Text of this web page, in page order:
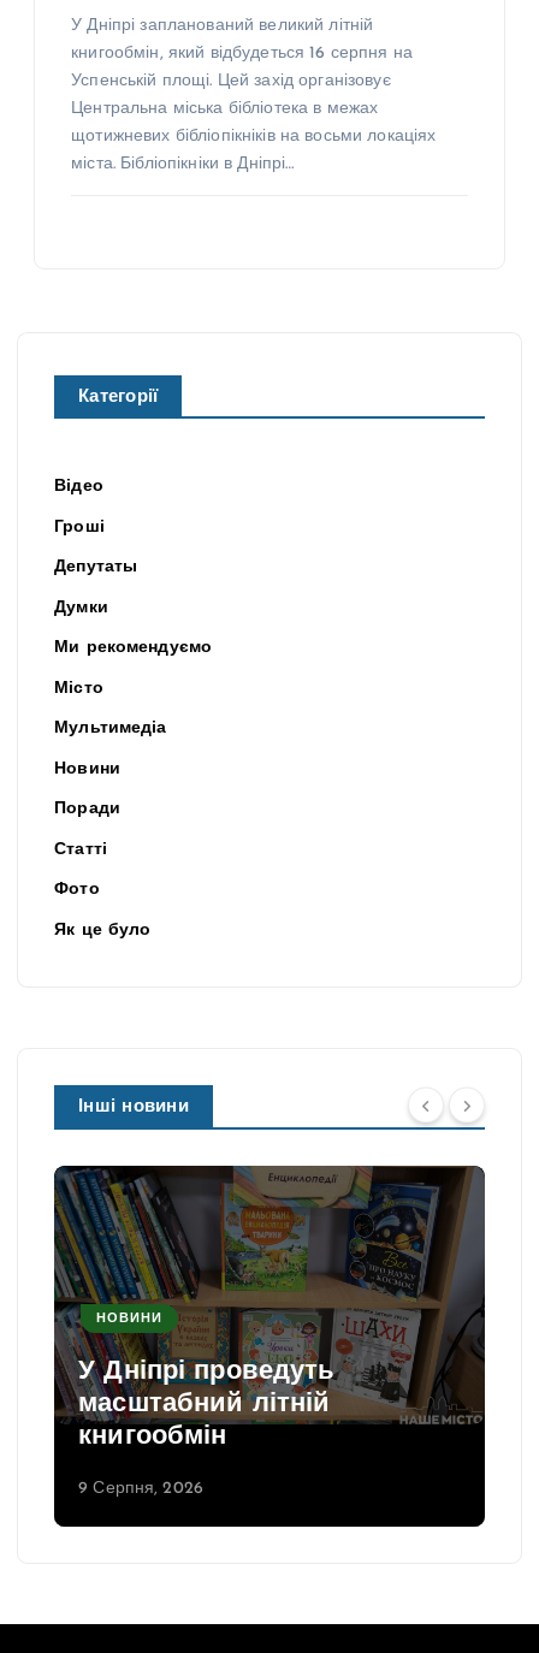
У Дніпрі запланований великий літній
книгообмін, який відбудеться 16 серпня на
Успенській площі. Цей захід організовує
Центральна міська бібліотека в межах
щотижневих бібліопікніків на восьми локаціях
міста. Бібліопікніки в Дніпрі…
Категорії
Відео
Гроші
Депутаты
Думки
Ми рекомендуємо
Місто
Мультимедіа
Новини
Поради
Статті
Фото
Як це було
Інші новини
НОВИНИ
У Дніпрі проведуть
масштабний літній
книгообмін
9 Серпня, 2026